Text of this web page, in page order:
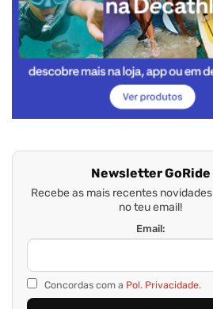
Newsletter GoRide
Recebe as mais recentes
no teu email!
Email:
Concordas com a Pol. Privacidade.